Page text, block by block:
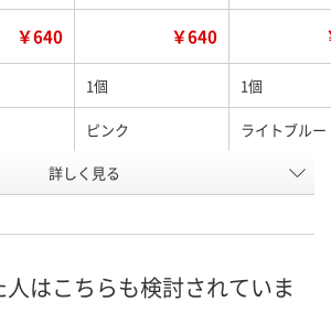
￥640 ￥640
1個 1個
ピンク ライトブルー
EJ49225 EJ49226
8月8日（土）
詳しく見る
はこちらも検討されていま